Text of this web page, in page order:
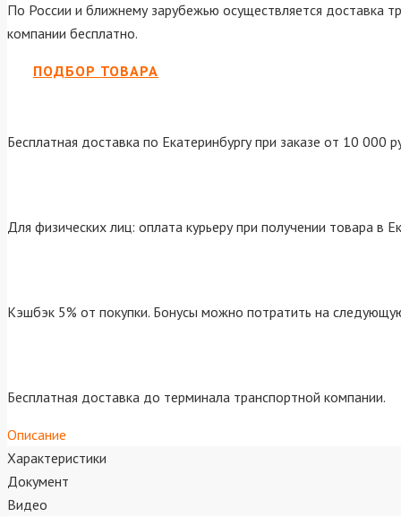
По России и ближнему зарубежью осуществляется доставка
компании бесплатно.
ПОДБОР ТОВАРА
Бесплатная доставка по Екатеринбургу при заказе от 10 000
Для физических лиц: оплата курьеру при получении товара в
Кэшбэк 5% от покупки. Бонусы можно потратить на
Бесплатная доставка до терминала транспортной компании.
Описание
Характеристики
Документ
Видео